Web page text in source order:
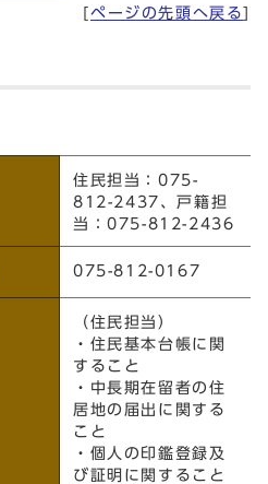
ページの先頭へ戻る
住民担当：075-
812-2437、戸籍担
当：075-812-2436
075-812-0167
（住民担当）
・住民基本台帳に関
すること
・中長期在留者の住
居地の届出に関する
こと
・個人の印鑑登録及
び証明に関すること